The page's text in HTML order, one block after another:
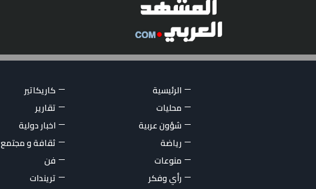
الرئيسية كاريكاتير
محليات
تقارير
شؤون عربية
اخبار دولية
رياضة
ثقافة و مجتمع
منوعات
فن
رأي وفكر
تريندات